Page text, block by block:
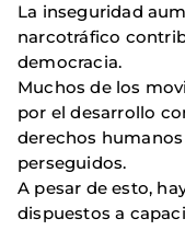
La inseguridad
narcotráfico
democracia.
Muchos de los
por el desarrollo
derechos
perseguidos.
A pesar de esto,
dispuestos a